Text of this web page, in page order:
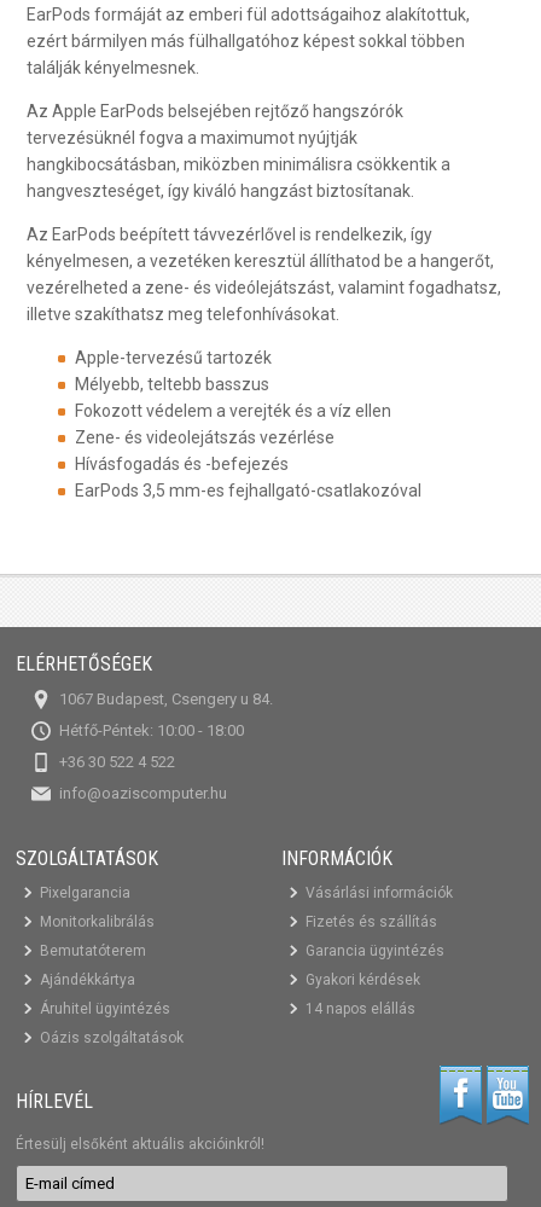
EarPods formáját az emberi fül adottságaihoz alakítottuk,
ezért bármilyen más fülhallgatóhoz képest sokkal többen
találják kényelmesnek.
Az Apple EarPods belsejében rejtőző hangszórók
tervezésüknél fogva a maximumot nyújtják
hangkibocsátásban, miközben minimálisra csökkentik a
hangveszteséget, így kiváló hangzást biztosítanak.
Az EarPods beépített távvezérlővel is rendelkezik, így
kényelmesen, a vezetéken keresztül állíthatod be a hangerőt,
vezérelheted a zene- és videólejátszást, valamint fogadhatsz,
illetve szakíthatsz meg telefonhívásokat.
Apple-tervezésű tartozék
Mélyebb, teltebb basszus
Fokozott védelem a verejték és a víz ellen
Zene- és videolejátszás vezérlése
Hívásfogadás és -befejezés
EarPods 3,5 mm-es fejhallgató-csatlakozóval
ELÉRHETŐSÉGEK
1067 Budapest, Csengery u 84.
Hétfő-Péntek: 10:00 - 18:00
+36 30 522 4 522
info@oaziscomputer.hu
SZOLGÁLTATÁSOK
Pixelgarancia
Monitorkalibrálás
Bemutatóterem
Ajándékkártya
Áruhitel ügyintézés
Oázis szolgáltatások
INFORMÁCIÓK
Vásárlási információk
Fizetés és szállítás
Garancia ügyintézés
Gyakori kérdések
14 napos elállás
HÍRLEVÉL
Értesülj elsőként aktuális akcióinkról!